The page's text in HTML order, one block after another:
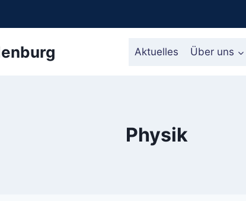
Aktuelles Über uns
Physik